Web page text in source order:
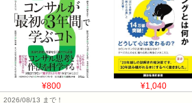
¥800 ¥1,040
2026/08/13 まで！